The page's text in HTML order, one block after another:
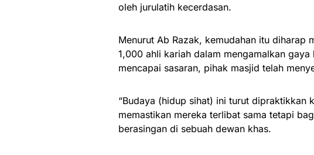
oleh jurulatih kecerdasan.
Menurut Ab Razak, kemudahan itu diharap
1,000 ahli kariah dalam mengamalkan
mencapai sasaran, pihak masjid telah
“Budaya (hidup sihat) ini turut dipraktikkan
memastikan mereka terlibat sama tetapi
berasingan di sebuah dewan khas.